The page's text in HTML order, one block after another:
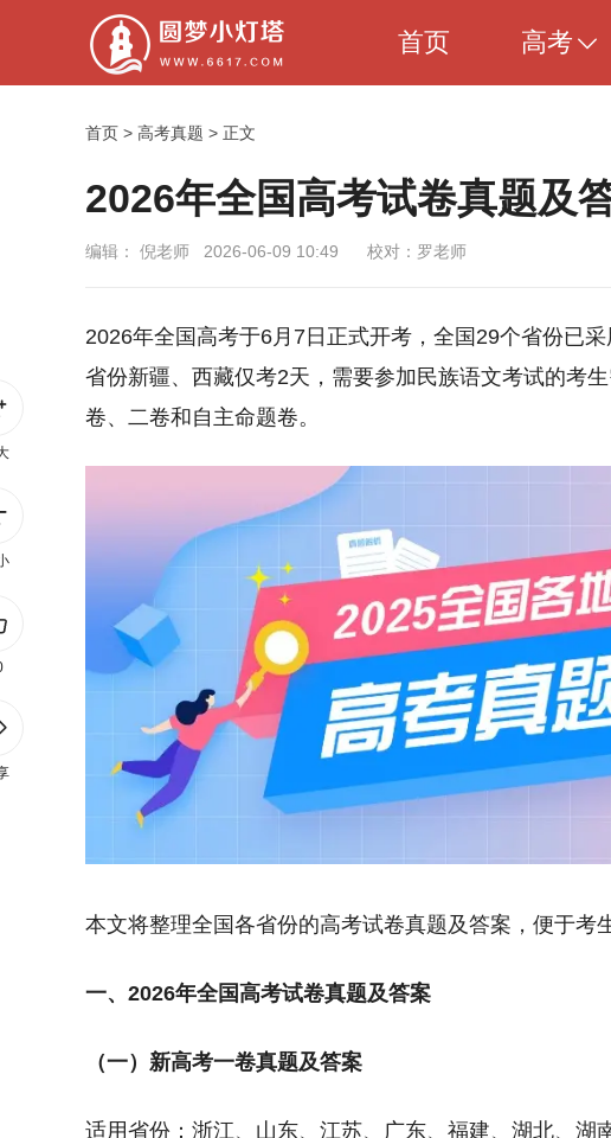
首页 高考
首页 > 高考真题 > 正文
2026年全国高考试卷真题及
编辑： 倪老师 2026-06-09 10:49 校对：罗老师
2026年全国高考于6月7日正式开考，全国29个省份已
省份新疆、西藏仅考2天，需要参加民族语文考试的考
卷、二卷和自主命题卷。
本文将整理全国各省份的高考试卷真题及答案，便于考
一、2026年全国高考试卷真题及答案
（一）新高考一卷真题及答案
适用省份：浙江、山东、江苏、广东、福建、湖北、湖